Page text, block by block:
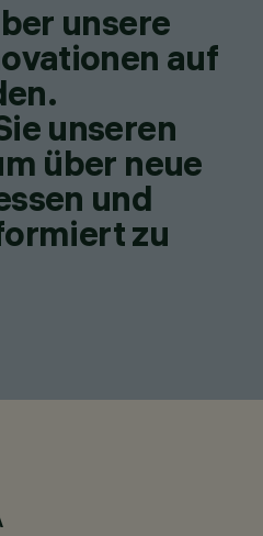
unsere
auf
unseren
über neue
und
zu